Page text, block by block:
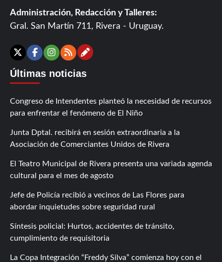
Administración, Redacción y Talleres:
Gral. San Martín 711, Rivera - Uruguay.
X Facebook
Instagram
RSSContáctanos
Últimas noticias
Congreso de Intendentes planteó la necesidad de recursos
para enfrentar el fenómeno de El Niño
Junta Dptal. recibirá en sesión extraordinaria a la
Asociación de Comerciantes Unidos de Rivera
El Teatro Municipal de Rivera presenta una variada agenda
cultural para el mes de agosto
Jefe de Policía recibió a vecinos de Las Flores para
abordar inquietudes sobre seguridad rural
Síntesis policial: Hurtos, accidentes de tránsito,
cumplimiento de requisitoria
La Copa Integración “Freddy Silva” comienza hoy con el